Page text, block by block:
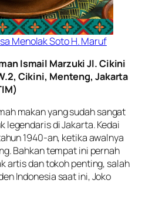
Menolak Soto H. Maruf
Ismail Marzuki Jl. Cikini
Cikini, Menteng, Jakarta
makan yang sudah sangat
legendaris di Jakarta. Kedai
1940-an, ketika awalnya
Bahkan tempat ini pernah
artis dan tokoh penting, salah
Indonesia saat ini, Joko